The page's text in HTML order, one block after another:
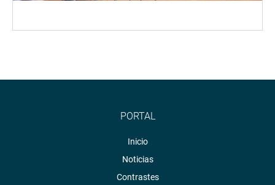
PORTAL
Inicio
Noticias
Contrastes